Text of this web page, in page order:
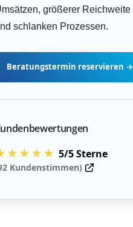
größerer Reichweite
schlanken Prozessen.
Beratungstermin reservieren →
5/5 Sterne
Kundenstimmen)